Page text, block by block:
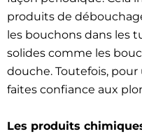
produits de
les bouchons dans les
solides comme les
douche. Toutefois,
faites confiance aux
Les produits